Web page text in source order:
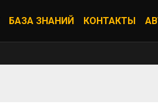
БАЗА ЗНАНИЙ КОНТАКТЫ